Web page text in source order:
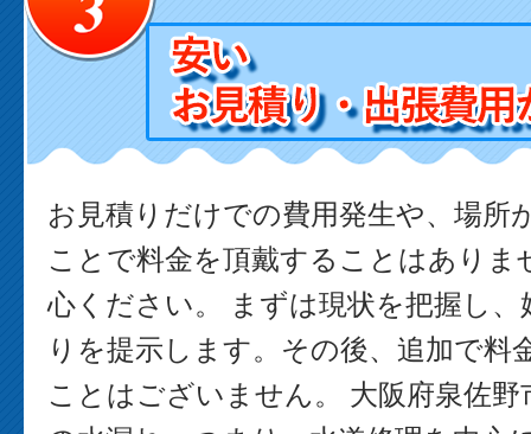
お見積りだけでの費用発生や、場所
ことで料金を頂戴することはありま
心ください。 まずは現状を把握し
りを提示します。その後、追加で料
ことはございません。 大阪府泉佐